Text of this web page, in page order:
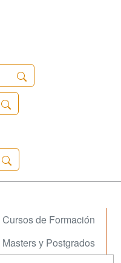
Cursos de Formación
Masters y Postgrados